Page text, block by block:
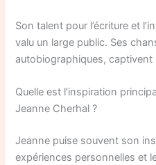
Son talent pour l’écriture et
valu un large public. Ses
autobiographiques, captivent
Quelle est l’inspiration
Jeanne Cherhal ?
Jeanne puise souvent son
expériences personnelles et